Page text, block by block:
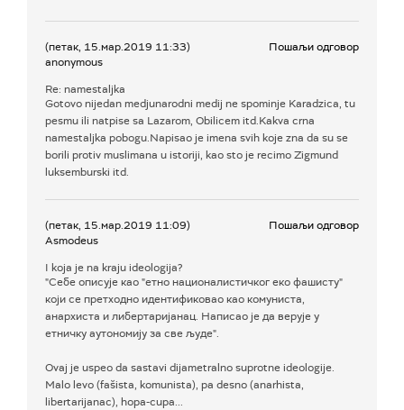
(петак, 15.мар.2019 11:33)
anonymous
Пошаљи одговор
Re: namestaljka
Gotovo nijedan medjunarodni medij ne spominje Karadzica, tu
pesmu ili natpise sa Lazarom, Obilicem itd.Kakva crna
namestaljka pobogu.Napisao je imena svih koje zna da su se
borili protiv muslimana u istoriji, kao sto je recimo Zigmund
luksemburski itd.
(петак, 15.мар.2019 11:09)
Asmodeus
Пошаљи одговор
I koja je na kraju ideologija?
"Себе описује као "етно националистичког еко фашисту"
који се претходно идентификовао као комунис та,
анархиста и либертаријанац. Написао је да верује у
етничку аутономију за све људе".
Ovaj je uspeo da sastavi dijametralno suprotne ideologije.
Malo levo (fašista, komunista), pa desno (anarhista,
libertarijanac), hopa-cupa...